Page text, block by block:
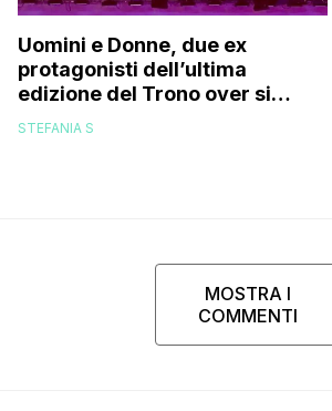
Uomini e Donne, due ex
protagonisti dell’ultima
edizione del Trono over si
stanno frequentando fuori dal
STEFANIA S
MOSTRA I
COMMENTI